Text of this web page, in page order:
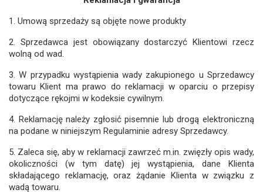
1. Umową sprzedaży są objęte nowe produkty
2. Sprzedawca jest obowiązany dostarczyć Klientowi rzecz
wolną od wad.
3. W przypadku wystąpienia wady zakupionego u Sprzedawcy
towaru Klient ma prawo do reklamacji w oparciu o przepisy
dotyczące rękojmi w kodeksie cywilnym.
4. Reklamację należy zgłosić pisemnie lub drogą elektroniczną
na podane w niniejszym Regulaminie adresy Sprzedawcy.
5. Zaleca się, aby w reklamacji zawrzeć m.in. zwięzły opis wady,
okoliczności (w tym datę) jej wystąpienia, dane Klienta
składającego reklamację, oraz żądanie Klienta w związku z
wadą towaru.